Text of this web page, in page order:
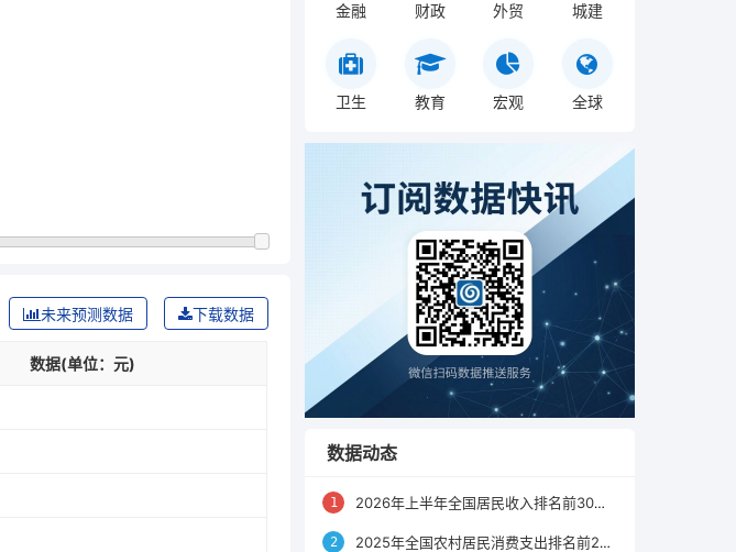
下载数据
未来预测数据
数据(单位：元)
金融 财政 外贸 城建
卫生 教育 宏观 全球
数据动态
2026年上半年全国居民收入排名前30的区县
2025年全国农村居民消费支出排名前20的城市